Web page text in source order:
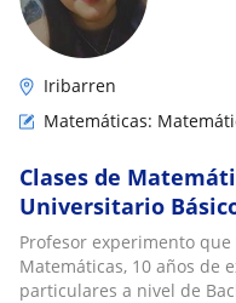
Iribarren
Matemáticas:
Clases de
Universitario
Profesor experimento
Matemáticas, 10 años de
particulares a nivel de